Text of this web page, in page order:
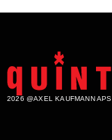
2026 @AXEL KAUFMANN APS